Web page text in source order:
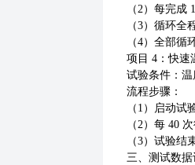
（2）每完成
（3）循环全
（4）全部循
项目 4：快速
试验条件：温
流程步骤：
（ 1）启动试
（2）每 40
（3）试验结
三、测试数据